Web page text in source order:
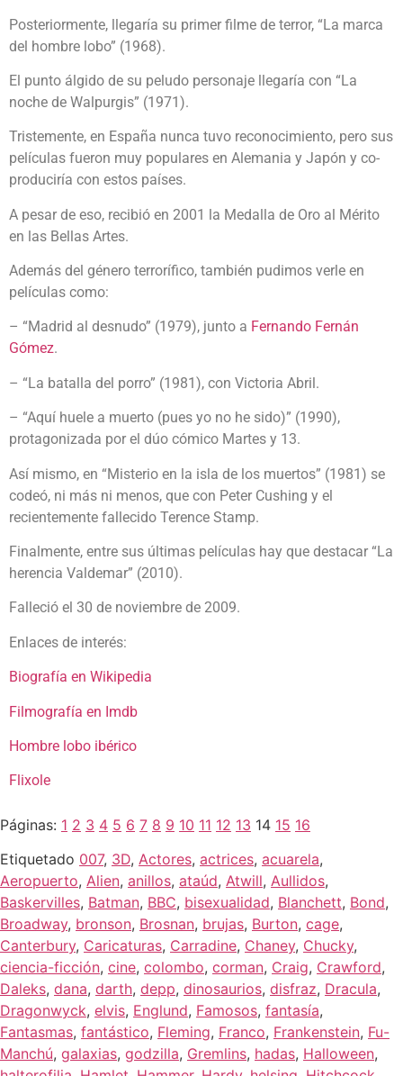
Posteriormente, llegaría su primer filme de terror, “La marca
del hombre lobo” (1968).
El punto álgido de su peludo personaje llegaría con “La
noche de Walpurgis” (1971).
Tristemente, en España nunca tuvo reconocimiento, pero sus
películas fueron muy populares en Alemania y Japón y co-
produciría con estos países.
A pesar de eso, recibió en 2001 la Medalla de Oro al Mérito
en las Bellas Artes.
Además del género terrorífico, también pudimos verle en
películas como:
– “Madrid al desnudo” (1979), junto a Fernando Fernán
Gómez.
– “La batalla del porro” (1981), con Victoria Abril.
– “Aquí huele a muerto (pues yo no he sido)” (1990),
protagonizada por el dúo cómico Martes y 13.
Así mismo, en “Misterio en la isla de los muertos” (1981) se
codeó, ni más ni menos, que con Peter Cushing y el
recientemente fallecido Terence Stamp.
Finalmente, entre sus últimas películas hay que destacar “La
herencia Valdemar” (2010).
Falleció el 30 de noviembre de 2009.
Enlaces de interés:
Biografía en Wikipedia
Filmografía en Imdb
Hombre lobo ibérico
Flixole
Páginas: 1 2 3 4 5 6 7 8 9 10 11 12 13 14 15 16
Etiquetado 007, 3D, Actores, actrices, acuarela,
Aeropuerto, Alien, anillos, ataúd, Atwill, Aullidos,
Baskervilles, Batman, BBC, bisexualidad, Blanchett, Bond,
Broadway, bronson, Brosnan, brujas, Burton, cage,
Canterbury, Caricaturas, Carradine, Chaney, Chucky,
ciencia-ficción, cine, colombo, corman, Craig, Crawford,
Daleks, dana, darth, depp, dinosaurios, disfraz, Dracula,
Dragonwyck, elvis, Englund, Famosos, fantasía,
Fantasmas, fantástico, Fleming, Franco, Frankenstein, Fu-
Manchú, galaxias, godzilla, Gremlins, hadas, Halloween,